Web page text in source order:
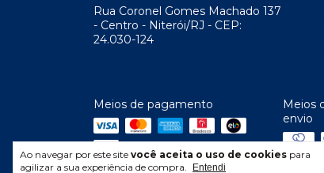
Ao navegar por este site você aceita o uso de cookies para
agilizar a sua experiência de compra.
Entendi
Rua Coronel Gomes Machado 137
- Centro - Niterói/RJ - CEP:
24.030-124
Meios de pagamento
Meios
envio